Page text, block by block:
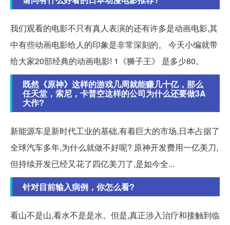
我们观看的电影不只有真人表演的还有许多是动画电影,其
中有些动画电影给人的印象是非常深刻的。 今天小编就带
给大家20部经典的动画电影! 1《狮子王》 是多少80。
既然《原神》这样的游戏几周就能赚几十亿，那么
任天堂，索尼，卡普空这样的公司为什么还要做3A
大作?
新能源车是新时代工业的基础,有着巨大的市场,日本占据了
全球汽车多年,为什么就做不好呢? 原神开发费用一亿美刀,
但持续开发已经又花了四亿美刀了,是如今全...
针对目前输入病例，你怎么看?
看山不是山,看水不是是水。但是,真正涉入治疗和接触到临